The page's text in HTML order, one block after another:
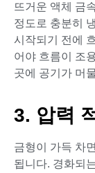
뜨거운 액체 금
정도로 충분히
시작되기 전에
어야 흐름이 조
곳에 공기가 머
3. 압력
금형이 가득 차
됩니다. 경화되